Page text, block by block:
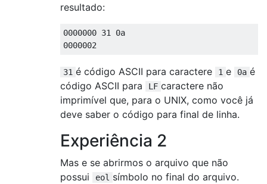
resultado:
0000000 31 0a
31 é código ASCII para caractere 1 e 0a é
código ASCII para
LF caractere não
imprimível que, para o UNIX, como você já
deve saber o código para final de linha.
Experiência 2
Mas e se abrirmos o arquivo que não
possui
eol símbolo no final do arquivo.